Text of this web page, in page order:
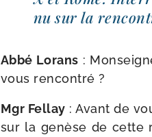
nu sur la
Abbé Lorans :
vous rencontré ?
Mgr Fellay : Avant de
sur la genèse de cette